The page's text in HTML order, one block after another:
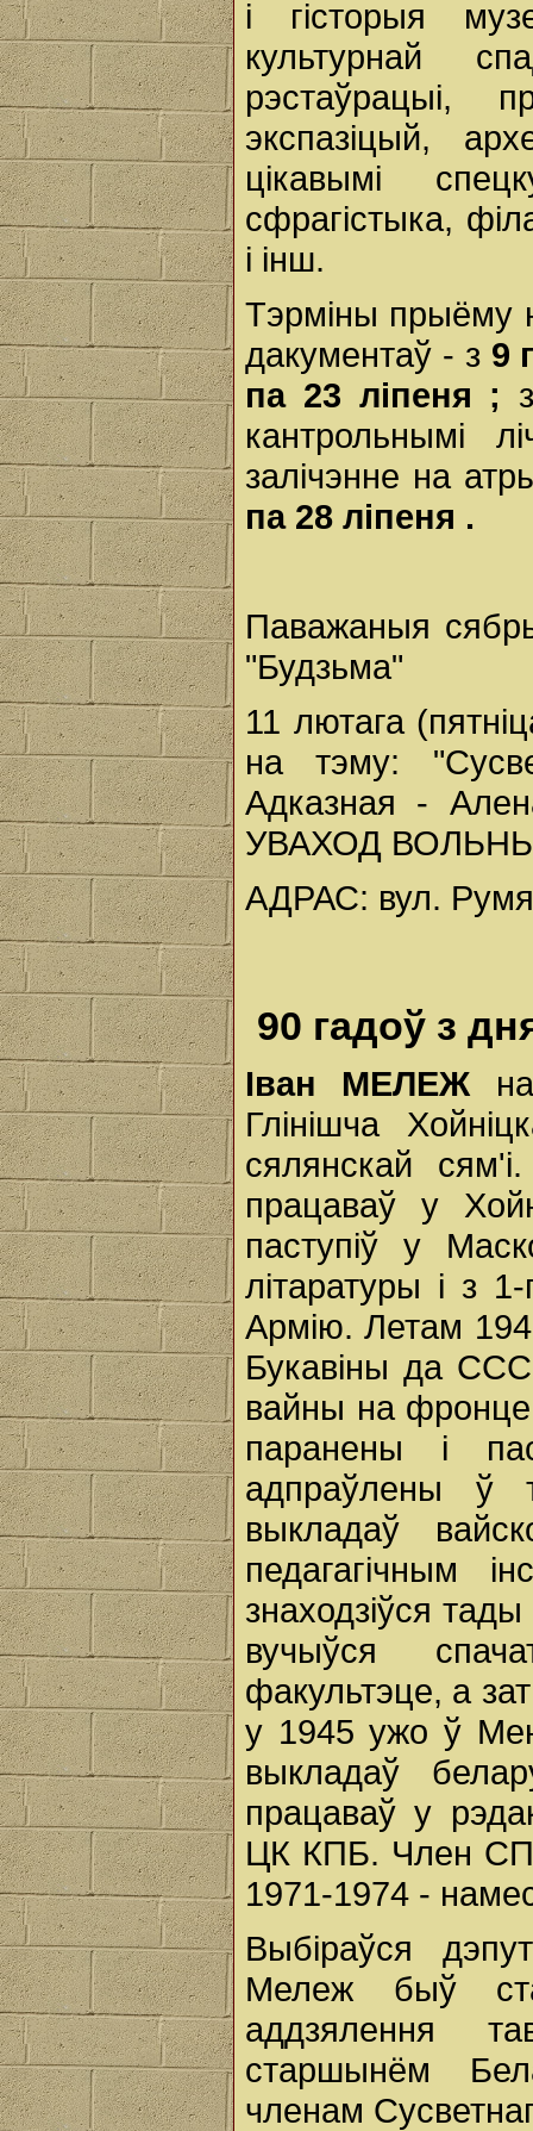
і гісторыя
культурнай
рэстаўрацыі,
экспазіцый,
цікавымі
сфрагістыка,
і інш.
Тэрміны прыёму
дакументаў - з 9
па 23 ліпеня ;
кантрольнымі
залічэнне на
па 28 ліпеня .
Паважаныя
"Будзьма"
11 лютага
на тэму:
Адказная -
УВАХОД
АДРАС: вул.
90 гадоў з
Іван МЕЛЕЖ
Глінішча
сялянскай
працаваў у
паступіў у
літаратуры і з
Армію. Летам
Букавіны да
вайны на
паранены і
адпраўлены ў
выкладаў
педагагічным
знаходзіўся
вучыўся
факультэце, а
у 1945 ужо ў
выкладаў
працаваў у
ЦК КПБ. Член СП
1971-1974 -
Выбіраўся
Мележ быў
аддзялення
старшынём
членам